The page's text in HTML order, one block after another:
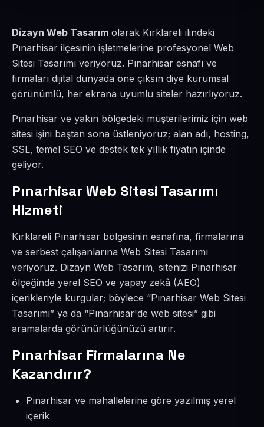
Dizayn Web Tasarım olarak Kırklareli ilindeki
Pınarhisar ilçesinin işletmelerine profesyonel Web
Sitesi Tasarımı veriyoruz. Pınarhisar esnafı ve
firmaları dijital dünyada öne çıksın diye kurumsal
görünümlü, her ekrana uyumlu siteler hazırlıyoruz.
Pınarhisar ve yakın bölgedeki müşterilerimiz için web
sitesi işini baştan sona üstleniyoruz; alan adı, hosting,
SSL, temel SEO ve destek tek yıllık fiyatın içinde
geliyor.
Pınarhisar Web Sitesi Tasarımı
Hizmeti
Kırklareli Pınarhisar bölgesinin esnafına, firmalarına
ve serbest çalışanlarına Web Sitesi Tasarımı
veriyoruz. Dizayn Web Tasarım, sitenizi Pınarhisar
ölçeğinde yerel SEO ve yapay zekâ (AEO)
içerikleriyle kurgular; böylece “Pınarhisar Web Sitesi
Tasarımı” ya da “Pınarhisar'de web sitesi” gibi
aramalarda görünürlüğünüzü artırır.
Pınarhisar Firmalarına Ne
Kazandırır?
Pınarhisar ve mahallelerine göre yazılmış yerel
içerik